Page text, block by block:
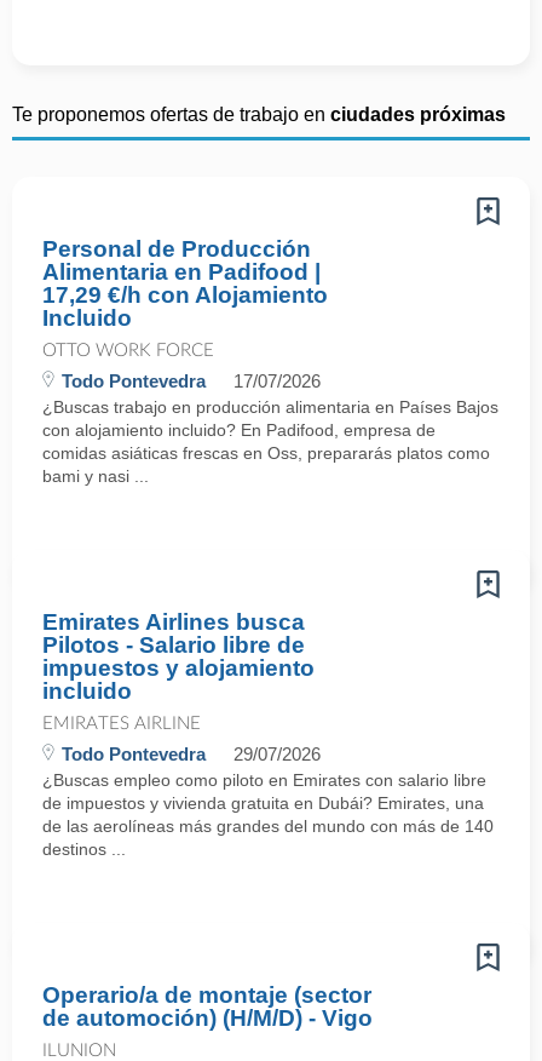
Te proponemos ofertas de trabajo en ciudades próximas
Personal de Producción
Alimentaria en Padifood |
17,29 €/h con Alojamiento
Incluido
OTTO WORK FORCE
Todo Pontevedra 17/07/2026
¿Buscas trabajo en producción alimentaria en Países Bajos
con alojamiento incluido? En Padifood, empresa de
comidas asiáticas frescas en Oss, prepararás platos como
bami y nasi ...
Emirates Airlines busca
Pilotos - Salario libre de
impuestos y alojamiento
incluido
EMIRATES AIRLINE
Todo Pontevedra 29/07/2026
¿Buscas empleo como piloto en Emirates con salario libre
de impuestos y vivienda gratuita en Dubái? Emirates, una
de las aerolíneas más grandes del mundo con más de 140
destinos ...
Operario/a de montaje (sector
de automoción) (H/M/D) - Vigo
ILUNION